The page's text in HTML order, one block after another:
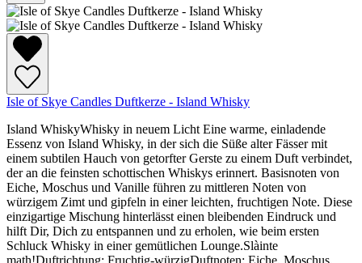
Isle of Skye Candles Duftkerze - Island Whisky
Island WhiskyWhisky in neuem Licht Eine warme, einladende
Essenz von Island Whisky, in der sich die Süße alter Fässer mit
einem subtilen Hauch von getorfter Gerste zu einem Duft verbindet,
der an die feinsten schottischen Whiskys erinnert. Basisnoten von
Eiche, Moschus und Vanille führen zu mittleren Noten von
würzigem Zimt und gipfeln in einer leichten, fruchtigen Note. Diese
einzigartige Mischung hinterlässt einen bleibenden Eindruck und
hilft Dir, Dich zu entspannen und zu erholen, wie beim ersten
Schluck Whisky in einer gemütlichen Lounge.Slàinte